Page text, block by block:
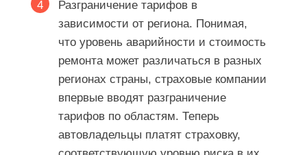
Разграничение тарифов в
зависимости от региона. Понимая,
что уровень аварийности и стоимость
ремонта может различаться в разных
регионах страны, страховые компании
впервые вводят разграничение
тарифов по областям. Теперь
автовладельцы платят страховку,